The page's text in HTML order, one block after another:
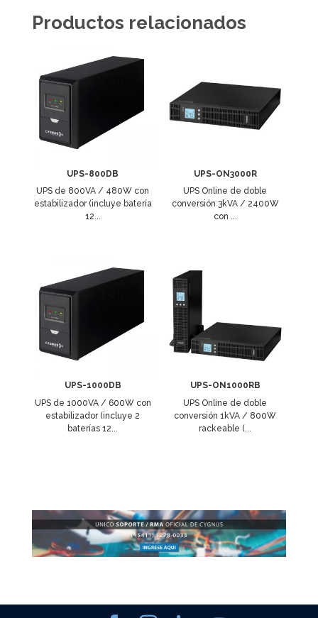
Productos relacionados
UPS-800DB
UPS de 800VA / 480W con
estabilizador (incluye batería
12...
UPS-ON3000R
UPS Online de doble
conversión 3kVA / 2400W
con ...
UPS-1000DB
UPS de 1000VA / 600W con
estabilizador (incluye 2
baterías 12...
UPS-ON1000RB
UPS Online de doble
conversión 1kVA / 800W
rackeable (...